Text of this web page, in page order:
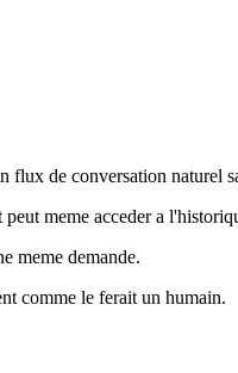
flux de conversation naturel
meme acceder a
meme demande.
comme le ferait un humain.